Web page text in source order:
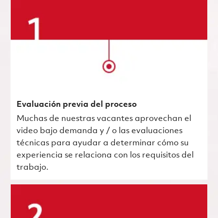
Evaluación previa del proceso
Muchas de nuestras vacantes aprovechan el
video bajo demanda y / o las evaluaciones
técnicas para ayudar a determinar cómo su
experiencia se relaciona con los requisitos del
trabajo.